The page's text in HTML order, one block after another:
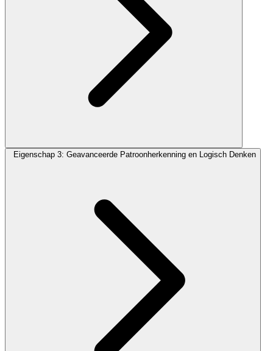
Eigenschap 3: Geavanceerde Patroonherkenning en Logisch Denken